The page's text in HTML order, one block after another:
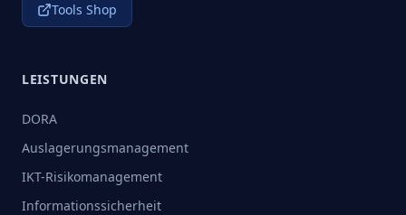
Tools Shop
LEISTUNGEN
DORA
Auslagerungsmanagement
IKT-Risikomanagement
Informationssicherheit